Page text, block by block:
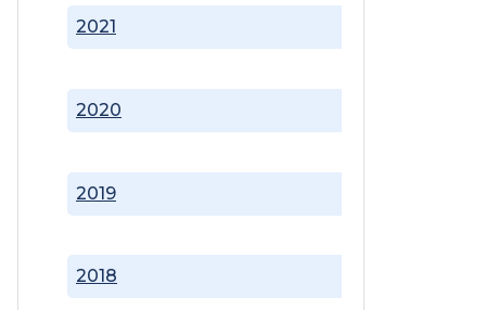
2018
2019
2020
2021